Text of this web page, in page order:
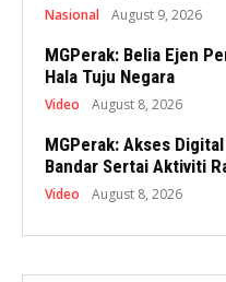
Nasional August 9, 2026
MGPerak: Belia Ejen
Hala Tuju Negara
Video August 8, 2026
MGPerak: Akses
Bandar Sertai Aktiviti
Video August 8, 2026